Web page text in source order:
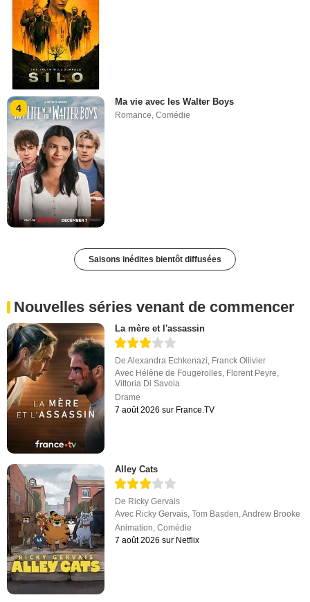
4
Ma vie avec les Walter Boys
Romance,Comédie
Saisons inédites bientôt diffusées
Nouvelles séries venant de commencer
La mère et l'assassin
DeAlexandra Echkenazi Franck Ollivier
Avec Hélène de Fougerolles Florent Peyre
Vittoria Di Savoia
Drame
7 août 2026 sur France.TV
Alley Cats
De Ricky Gervais
Avec Ricky Gervais,Tom Basden,Andrew Brooke
Animation,Comédie
7 août 2026 sur Netflix